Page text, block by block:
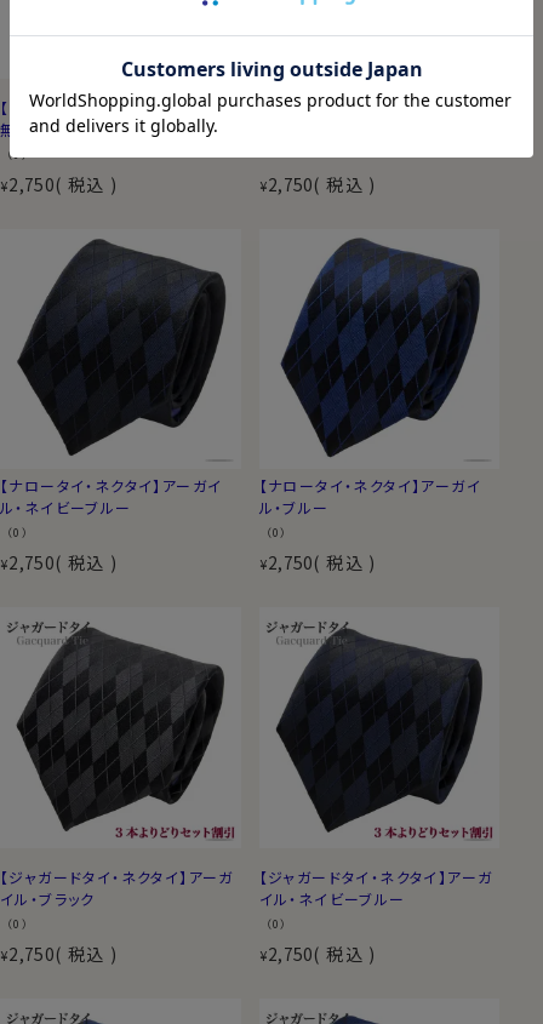
【ジャガードタイ・ネクタイ】
無地・ブラック
（0）
¥2,750 税込
【ナロータイ・ネクタイ】無地織柄
ヘリンボーン・ブラック
¥2,750 税込
【ナロータイ・ネクタイ】アーガイ
ル・ネイビーブルー
（0）
¥2,750 税込
【ナロータイ・ネクタイ】アーガイ
ル・ブルー
（0）
¥2,750 税込
【ジャガードタイ・ネクタイ】アーガ
イル・ブラック
（0）
¥2,750 税込
【ジャガードタイ・ネクタイ】アーガ
イル・ネイビーブルー
（0）
¥2,750 税込